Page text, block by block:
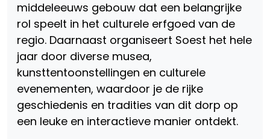
middeleeuws gebouw dat een belangrijke
rol speelt in het culturele erfgoed van de
regio. Daarnaast organiseert Soest het hele
jaar door diverse musea,
kunsttentoonstellingen en culturele
evenementen, waardoor je de rijke
geschiedenis en tradities van dit dorp op
een leuke en interactieve manier ontdekt.